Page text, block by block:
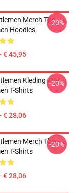
Merch The
Hoodies
€ 45,95
-20%
Kleding The
T-Shirts
€ 28,06
-20%
Merch The
T-Shirts
€ 28,06
-20%